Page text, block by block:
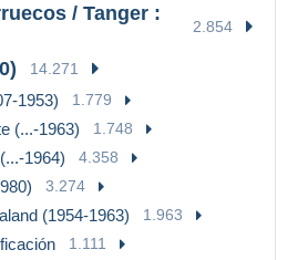
/ Tanger :
2.854
14.271
1953) 1.779
(...-1963) 1.748
1964) 4.358
3.274
(1954-1963) 1.963
1.111